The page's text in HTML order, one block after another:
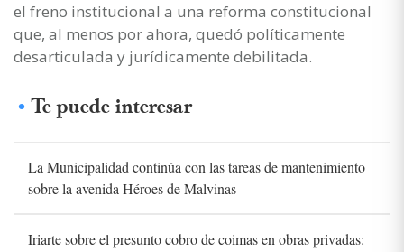
el freno institucional a una reforma constitucional
que, al menos por ahora, quedó políticamente
desarticulada y jurídicamente debilitada.
Te puede interesar
La Municipalidad continúa con las tareas de mantenimiento
sobre la avenida Héroes de Malvinas
Iriarte sobre el presunto cobro de coimas en obras privadas: